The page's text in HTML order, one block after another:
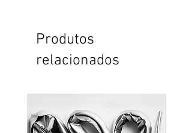
Produtos
relacionados